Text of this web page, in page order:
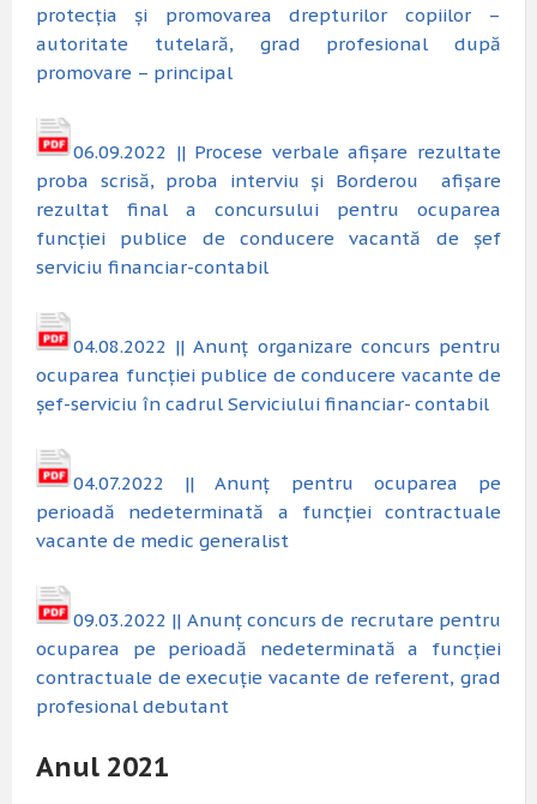
protecția și promovarea drepturilor copiilor –
autoritate tutelară, grad profesional după
promovare – principal
06.09.2022 || Procese verbale afișare rezultate
proba scrisă, proba interviu și Borderou afișare
rezultat final a concursului pentru ocuparea
funcției publice de conducere vacantă de șef
serviciu financiar-contabil
04.08.2022 || Anunț organizare concurs pentru
ocuparea funcției publice de conducere vacante de
șef-serviciu în cadrul Serviciului financiar- contabil
04.07.2022 || Anunț pentru ocuparea pe
perioadă nedeterminată a funcției contractuale
vacante de medic generalist
09.03.2022 || Anunț concurs de recrutare pentru
ocuparea pe perioadă nedeterminată a funcției
contractuale de execuție vacante de referent, grad
profesional debutant
Anul 2021